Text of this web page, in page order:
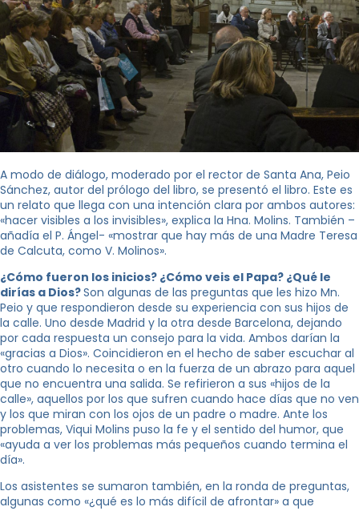
A modo de diálogo, moderado por el rector de Santa Ana, Peio
Sánchez, autor del prólogo del libro, se presentó el libro. Este es
un relato que llega con una intención clara por ambos autores:
«hacer visibles a los invisibles», explica la Hna. Molins. También –
añadía el P. Ángel- «mostrar que hay más de una Madre Teresa
de Calcuta, como V. Molinos».
¿Cómo fueron los inicios? ¿Cómo veis el Papa? ¿Qué le
dirías a Dios?Son algunas de las preguntas que les hizo Mn.
Peio y que respondieron desde su experiencia con sus hijos de
la calle. Uno desde Madrid y la otra desde Barcelona, ​​dejando
por cada respuesta un consejo para la vida. Ambos darían la
«gracias a Dios». Coincidieron en el hecho de saber escuchar al
otro cuando lo necesita o en la fuerza de un abrazo para aquel
que no encuentra una salida. Se refirieron a sus «hijos de la
calle», aquellos por los que sufren cuando hace días que no ven
y los que miran con los ojos de un padre o madre. Ante los
problemas, Viqui Molins puso la fe y el sentido del humor, que
«ayuda a ver los problemas más pequeños cuando termina el
día».
Los asistentes se sumaron también, en la ronda de preguntas,
algunas como «¿qué es lo más difícil de afrontar» a que